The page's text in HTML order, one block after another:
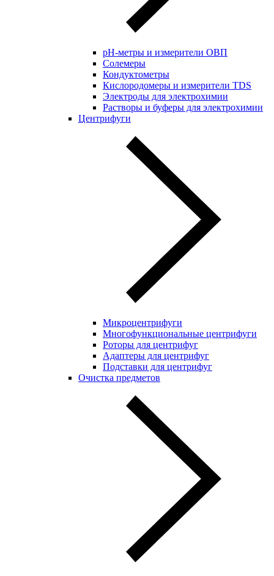
pH-метры и измерители ОВП
Солемеры
Кондуктометры
Кислородомеры и измерители TDS
Электроды для электрохимии
Растворы и буферы для электрохимии
Центрифуги
Микроцентрифуги
Многофункциональные центрифуги
Роторы для центрифуг
Адаптеры для центрифуг
Подставки для центрифуг
Очистка предметов